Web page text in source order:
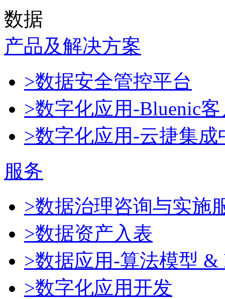
数据
产品及解决方案
>数据安全管控平台
>数字化应用-Bluenic
>数字化应用-云捷集成
服务
>数据治理咨询与实施
>数据资产入表
>数据应用-算法模型 &
>数字化应用开发